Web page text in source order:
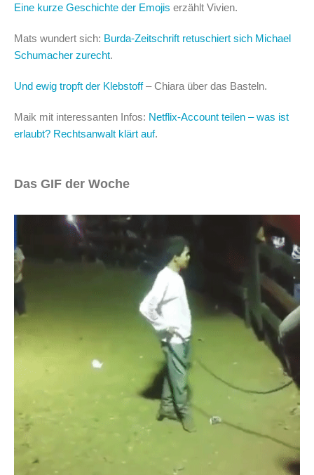
Eine kurze Geschichte der Emojis erzählt Vivien.
Mats wundert sich: Burda-Zeitschrift retuschiert sich Michael
Schumacher zurecht.
Und ewig tropft der Klebstoff– Chiara über das Basteln.
Maik mit interessanten Infos: Netflix-Account teilen – was ist
erlaubt? Rechtsanwalt klärt auf.
Das GIF der Woche